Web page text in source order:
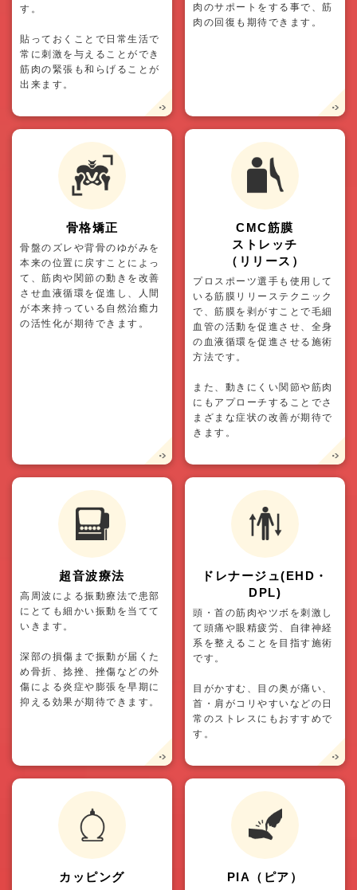
す。
貼っておくことで日常生活で
常に刺激を与えることができ
筋肉の緊張も和らげることが
出来ます。
肉のサポートをする事で、筋
肉の回復も期待できます。
骨格矯正
骨盤のズレや背骨のゆがみを
本来の位置に戻すことによっ
て、筋肉や関節の動きを改善
させ血液循環を促進し、人間
が本来持っている自然治癒力
の活性化が期待できます。
CMC筋膜
ストレッチ
（リリース）
プロスポーツ選手も使用して
いる筋膜リリーステクニック
で、筋膜を剥がすことで毛細
血管の活動を促進させ、全身
の血液循環を促進させる施術
方法です。
また、動きにくい関節や筋肉
にもアプローチすることでさ
まざまな症状の改善が期待で
きます。
超音波療法
高周波による振動療法で患部
にとても細かい振動を当てて
いきます。
深部の損傷まで振動が届くた
め骨折、捻挫、挫傷などの外
傷による炎症や膨張を早期に
抑える効果が期待できます。
ドレナージュ(EHD・
DPL)
頭・首の筋肉やツボを刺激し
て頭痛や眼精疲労、自律神経
系を整えることを目指す施術
です。
目がかすむ、目の奥が痛い、
首・肩がコリやすいなどの日
常のストレスにもおすすめで
す。
カッピング PIA（ピア）